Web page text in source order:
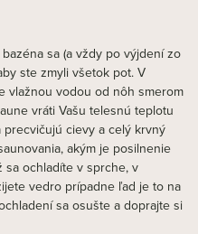
sa (a vždy po výjdení zo
ste zmyli všetok pot. V
vlažnou vodou od nôh smerom
vráti Vašu telesnú teplotu
cievy a celý krvný
akým je posilnenie
sa ochladíte v sprche, v
vedro prípadne ľad je to na
sa osušte a doprajte si